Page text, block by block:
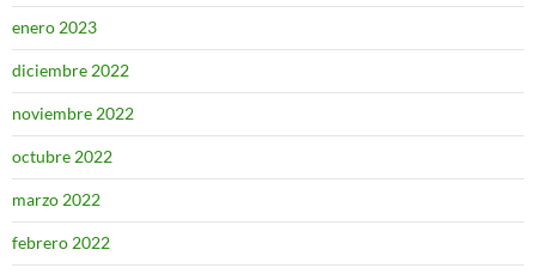
enero 2023
diciembre 2022
noviembre 2022
octubre 2022
marzo 2022
febrero 2022